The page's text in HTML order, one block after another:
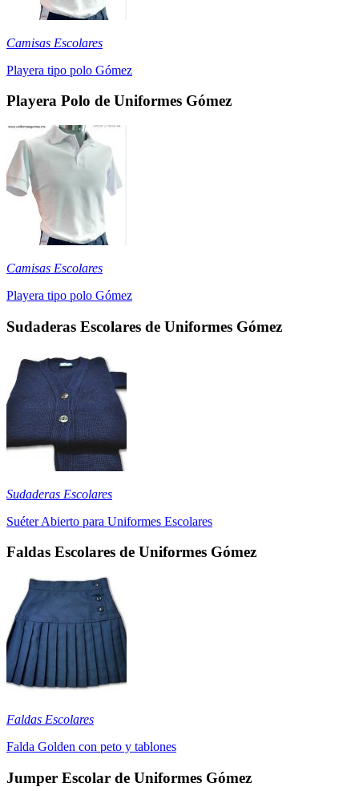
Camisas Escolares
Playera tipo polo Gómez
Playera Polo de Uniformes Gómez
Camisas Escolares
Playera tipo polo Gómez
Sudaderas Escolares de Uniformes Gómez
Sudaderas Escolares
Suéter Abierto para Uniformes Escolares
Faldas Escolares de Uniformes Gómez
Faldas Escolares
Falda Golden con peto y tablones
Jumper Escolar de Uniformes Gómez